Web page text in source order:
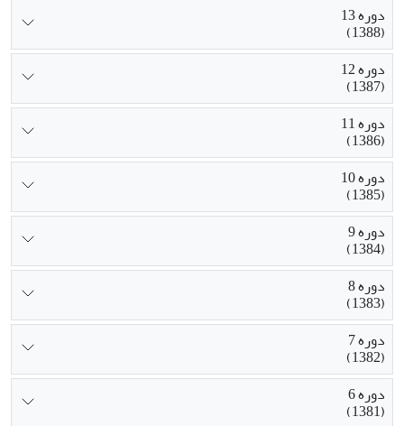
دوره 13
(1388)
دوره 12
(1387)
دوره 11
(1386)
دوره 10
(1385)
دوره 9
(1384)
دوره 8
(1383)
دوره 7
(1382)
دوره 6
(1381)